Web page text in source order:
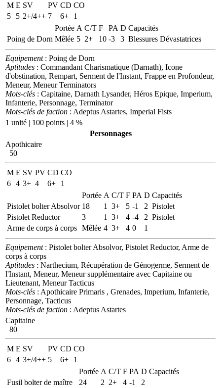
M E SV PV CD CO
5
5 2+/4++ 7 6+
1
Portée A C/T F PA D Capacités
Poing de Dorn Mêlée 5 2+ 10 -3 3 Blessures Dévastatrices
Equipement: Poing de Dorn
Aptitudes : Commandant Charismatique (Darnath), Icone
d'obstination, Rempart, Serment de l'Instant, Frappe en Profondeur,
Meneur, Meneur Terminators
Mots-clés : Capitaine, Darnath Lysander, Héros Epique, Imperium,
Infanterie, Personnage, Terminator
Mots-clés de faction : Adeptus Astartes, Imperial Fists
1 unité | 100 points | 4 %
Personnages
Apothicaire
50
M E SV PV CD CO
6 4 3+ 4 6+
1
Portée A C/T F PA D Capacités
Pistolet bolter Absolvor 18 1 3+ 5 -1 2 Pistolet
Pistolet Reductor
3 1 3+ 4 -4 2 Pistolet
Arme de corps à corps Mêlée 4 3+ 4 0 1
Equipement: Pistolet bolter Absolvor, Pistolet Reductor, Arme de
corps à corps
Aptitudes : Narthecium, Récupération de Génogerme, Serment de
l'Instant, Meneur, Meneur supplémentaire avec Capitaine ou
Lieutenant, Meneur Tacticus
Mots-clés : Apothicaire Primaris , Grenades, Imperium, Infanterie,
Personnage, Tacticus
Mots-clés de faction : Adeptus Astartes
Capitaine
80
M E SV PV CD CO
6 4 3+/4++ 5 6+
1
Portée A C/T F PA D Capacités
Fusil bolter de maître
24 2 2+ 4 -1
2